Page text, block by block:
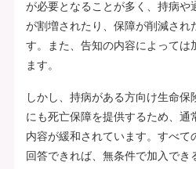
が必要となることが多く、持病や
が割増されたり、保障が削減され
す。また、告知の内容によっては
ます。
しかし、持病がある方向け生命
にも死亡保障を提供するため、通
内容が緩和されています。すべて
回答できれば、無条件で加入でき